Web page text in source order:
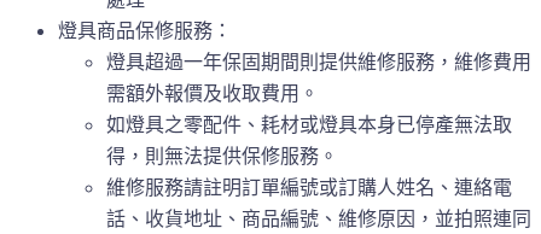
燈具商品保修服務：
燈具超過一年保固期間則提供維修服務，維修費用
需額外報價及收取費用。
如燈具之零配件、耗材或燈具本身已停產無法取
得，則無法提供保修服務。
維修服務請註明訂單編號或訂購人姓名、連絡電
話、收貨地址、商品編號、維修原因，並拍照連同